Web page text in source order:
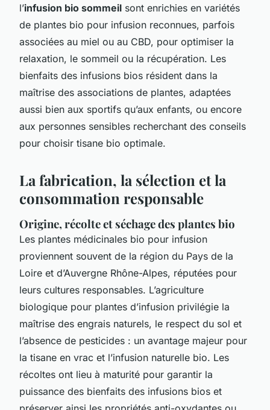
l’infusion bio sommeil sont enrichies en variétés
de plantes bio pour infusion reconnues, parfois
associées au miel ou au CBD, pour optimiser la
relaxation, le sommeil ou la récupération. Les
bienfaits des infusions bios résident dans la
maîtrise des associations de plantes, adaptées
aussi bien aux sportifs qu’aux enfants, ou encore
aux personnes sensibles recherchant des conseils
pour choisir tisane bio optimale.
La fabrication, la sélection et la
consommation responsable
Origine, récolte et séchage des plantes bio
Les plantes médicinales bio pour infusion
proviennent souvent de la région du Pays de la
Loire et d’Auvergne Rhône-Alpes, réputées pour
leurs cultures responsables. L’agriculture
biologique pour plantes d’infusion privilégie la
maîtrise des engrais naturels, le respect du sol et
l’absence de pesticides : un avantage majeur pour
la tisane en vrac et l’infusion naturelle bio. Les
récoltes ont lieu à maturité pour garantir la
puissance des bienfaits des infusions bios et